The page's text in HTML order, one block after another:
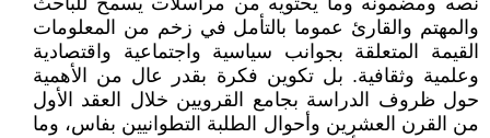
والمهتم والقارئ عموما بالتأمل في زخم من المعلومات
القيمة المتعلقة بجوانب سياسية واجتماعية واقتصادية
وعلمية وثقافية. بل تكوين فكرة بقدر عال من الأهمية
حول ظروف الدراسة بجامع القرويين خلال العقد الأول
من القرن العشرين وأحوال الطلبة التطوانيين بفاس، وما